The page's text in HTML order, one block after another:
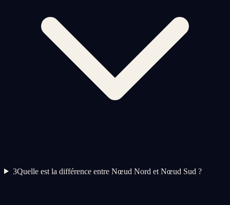
3Quelle est la différence entre Nœud Nord et Nœud Sud ?